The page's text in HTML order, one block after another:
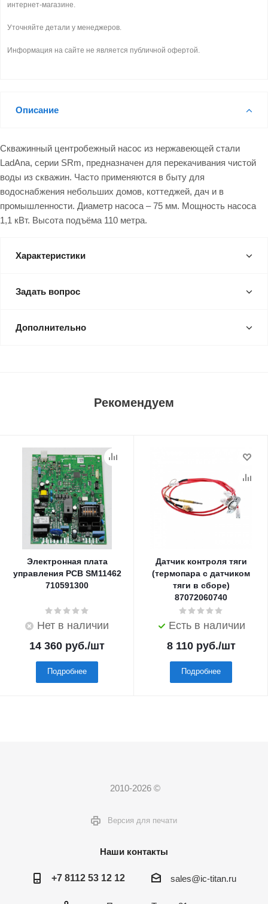
интернет-магазине.
Уточняйте детали у менеджеров.
Информация на сайте не является публичной офертой.
Описание
Скважинный центробежный насос из нержавеющей стали
LadAna, серии SRm, предназначен для перекачивания чистой
воды из скважин. Часто применяются в быту для
водоснабжения небольших домов, коттеджей, дач и в
промышленности. Диаметр насоса – 75 мм. Мощность насоса
1,1 кВт. Высота подъёма 110 метра.
Характеристики
Задать вопрос
Дополнительно
Рекомендуем
Электронная плата
управления PCB SM11462
710591300
Нет в наличии
14 360 руб./шт
Подробнее
Датчик контроля тяги
(термопара с датчиком
тяги в сборе)
87072060740
Есть в наличии
8 110руб./шт
Подробнее
2010-2026 ©
Версия для печати
Наши контакты
+7 8112 53 12 12 sales@ic-titan.ru